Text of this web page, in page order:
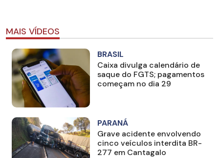
MAIS VÍDEOS
BRASIL
Caixa divulga calendário de
saque do FGTS; pagamentos
começam no dia 29
PARANÁ
Grave acidente envolvendo
cinco veículos interdita BR-
277 em Cantagalo